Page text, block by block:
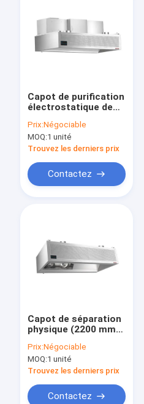
Capot de purification
électrostatique de
(avec ventilateur de
1800 mm de
longueur)
Prix:Négociable
MOQ:1 unité
Trouvez les derniers prix
Contactez
Capot de séparation
physique (2200 mm
Prix:Négociable
MOQ:1 unité
Trouvez les derniers prix
Contactez